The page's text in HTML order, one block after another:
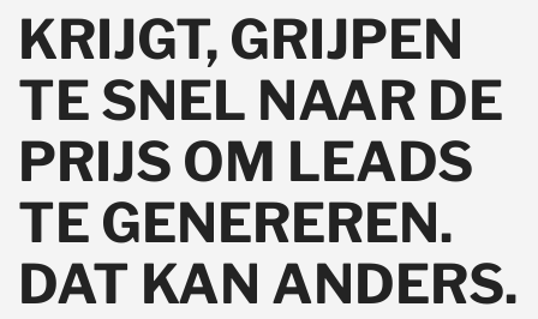
KRIJGT, GRIJPEN
TE SNEL NAAR DE
PRIJS OM LEADS
TE GENEREREN.
DAT KAN ANDERS.